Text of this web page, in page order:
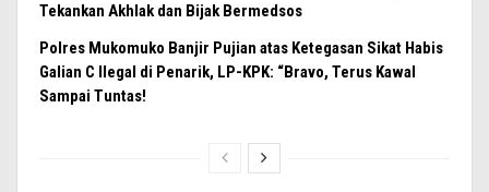
Tekankan Akhlak dan Bijak Bermedsos
Polres Mukomuko Banjir Pujian atas Ketegasan Sikat Habis
Galian C Ilegal di Penarik, LP-KPK: “Bravo, Terus Kawal
Sampai Tuntas!